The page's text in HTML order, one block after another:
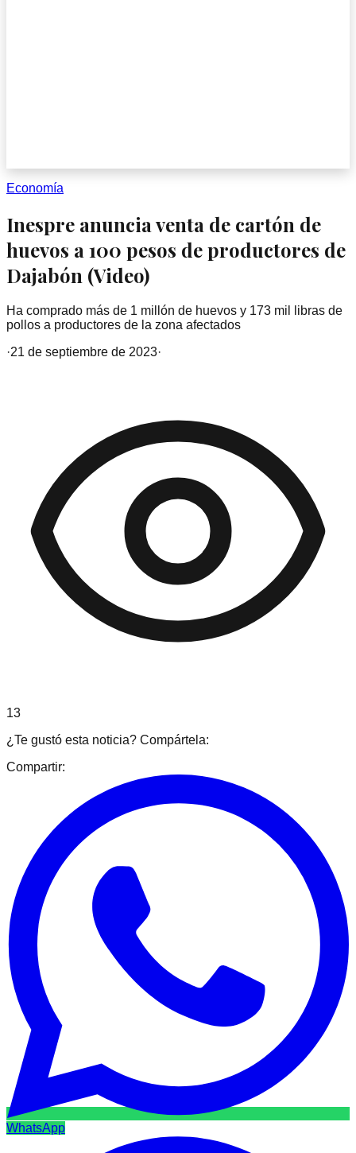
Economía
Inespre anuncia venta de cartón de
huevos a 100 pesos de productores de
Dajabón (Video)
Ha comprado más de 1 millón de huevos y 173 mil libras de
pollos a productores de la zona afectados
·21 de septiembre de 2023·
13
¿Te gustó esta noticia? Compártela:
Compartir:
WhatsApp